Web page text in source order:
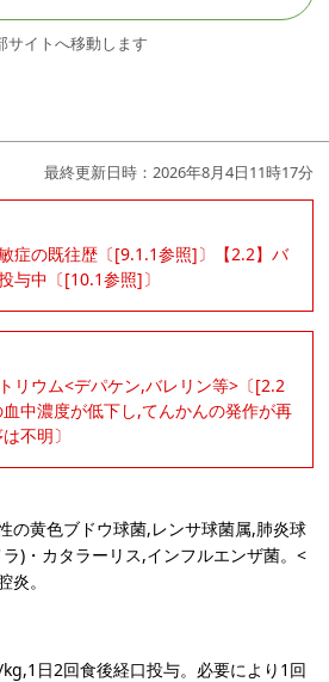
サイトへ移動します
最終更新日時：2026年8月4日11時17分
症の既往歴〔[9.1.1参照]〕【2.2】バ
与中〔[10.1参照]〕
リウム<デパケン,バレリン等>〔[2.2
中濃度が低下し,てんかんの発作が再
不明〕
の黄色ブドウ球菌,レンサ球菌属,肺炎球
)・カタラーリス,インフルエンザ菌。<
。
日2回食後経口投与。必要により1回